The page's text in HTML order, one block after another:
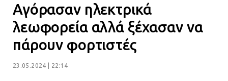
Αγόρασαν ηλεκτρικά
λεωφορεία αλλά ξέχασαν να
πάρουν φορτιστές
23.05.2024 | 22:14